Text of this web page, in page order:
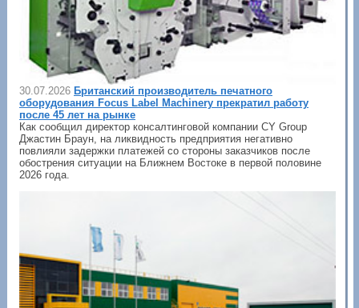
30.07.2026 Британский производитель печатного
оборудования Focus Label Machinery прекратил работу
после 45 лет на рынке
Как сообщил директор консалтинговой компании CY Group
Джастин Браун, на ликвидность предприятия негативно
повлияли задержки платежей со стороны заказчиков после
обострения ситуации на Ближнем Востоке в первой половине
2026 года.